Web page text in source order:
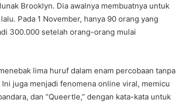
Brooklyn. Dia awalnya membuatnya untuk
Pada 1 November, hanya 90 orang yang
300.000 setelah orang-orang mulai
lima huruf dalam enam percobaan tanpa
juga menjadi fenomena online viral, memicu
dan “Queertle,” dengan kata-kata untuk